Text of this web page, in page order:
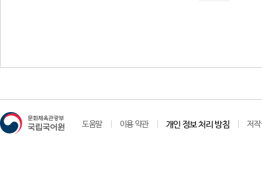
도움말 이용 약관 개인 정보 처리 방침 저